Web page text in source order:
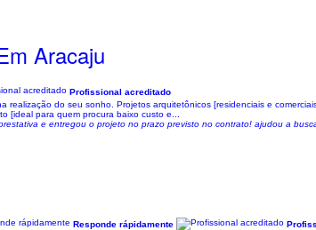
Aracaju
Profissional acreditado
do seu sonho. Projetos arquitetônicos [residenciais e
[ideal para quem procura baixo custo e...
e entregou o projeto no prazo previsto no contrato! ajudou a
Responde rápidamente